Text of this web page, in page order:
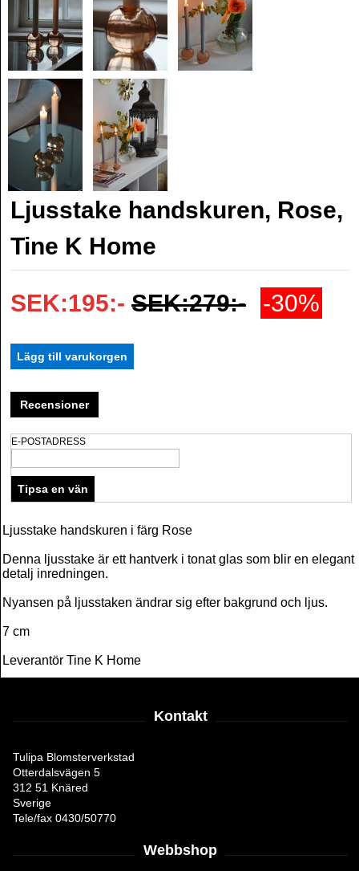
Ljusstake handskuren, Rose,
Tine K Home
SEK:195:- SEK:279:- -30%
Recensioner
E-POSTADRESS
Ljusstake handskuren i färg Rose
Denna ljusstake är ett hantverk i tonat glas som blir en elegant
detalj inredningen.
Nyansen på ljusstaken ändrar sig efter bakgrund och ljus.
7 cm
Leverantör Tine K Home
Kontakt
Tulipa Blomsterverkstad
Otterdalsvägen 5
312 51 Knäred
Sverige
Tele/fax 0430/50770
Webbshop